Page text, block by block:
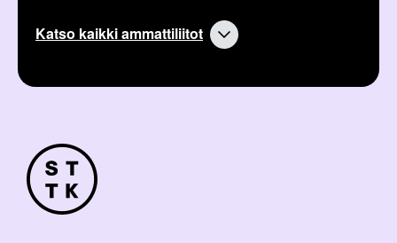
Katso kaikki ammattiliitot